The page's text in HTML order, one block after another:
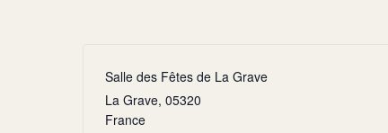
Salle des Fêtes de La Grave
La Grave, 05320
France